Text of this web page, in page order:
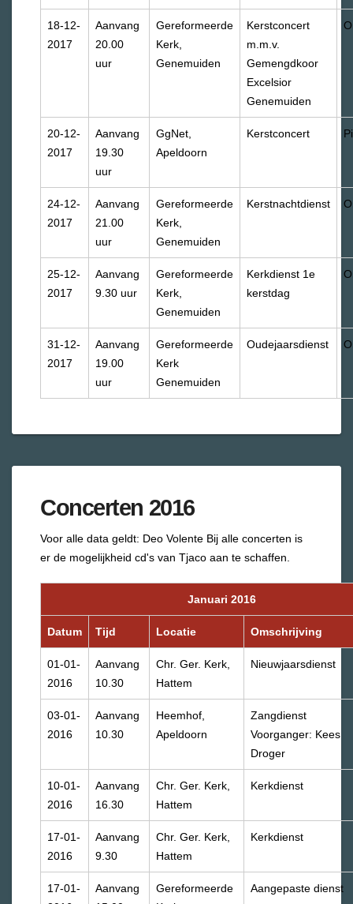
18-12-
2017
Aanvang
20.00
uur
Gereformeerde
Kerk,
Genemuiden
Kerstconcert
m.m.v.
Gemengdkoor
Excelsior
Genemuiden
20-12-
2017
Aanvang
19.30
uur
GgNet,
Apeldoorn
Kerstconcert
24-12-
2017
Aanvang
21.00
uur
Gereformeerde
Kerk,
Genemuiden
Kerstnachtdienst
25-12-
2017
Aanvang
9.30 uur
Gereformeerde
Kerk,
Genemuiden
Kerkdienst 1e
kerstdag
31-12-
2017
Aanvang
19.00
uur
Gereformeerde
Kerk
Genemuiden
Oudejaarsdienst
Concerten 2016
Voor alle data geldt: Deo Volente Bij alle concerten is
er de mogelijkheid cd's van Tjaco aan te schaffen.
Januari 2016
Datum Tijd Locatie Omschrijving
01-01-
2016
Aanvang
10.30
Chr. Ger. Kerk,
Hattem
Nieuwjaarsdienst
03-01-
2016
Aanvang
10.30
Heemhof,
Apeldoorn
Zangdienst
Voorganger: Kees
Droger
10-01-
2016
Aanvang
16.30
Chr. Ger. Kerk,
Hattem
Kerkdienst
17-01-
2016
Aanvang
9.30
Chr. Ger. Kerk,
Hattem
Kerkdienst
17-01-
Aanvang
Gereformeerde
Aangepaste dienst